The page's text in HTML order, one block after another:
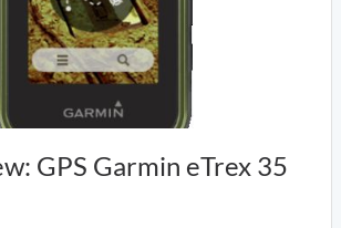
GPS Garmin eTrex 35